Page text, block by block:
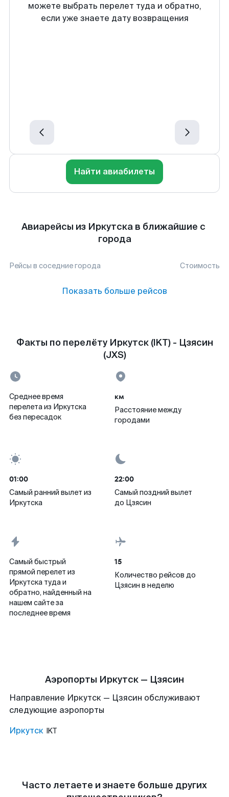
можете выбрать перелет туда и обратно,
если уже знаете дату возвращения
Найти авиабилеты
Авиарейсы из Иркутска в ближайшие с
города
Рейсы в соседние города Стоимость
Показать больше рейсов
Факты по перелёту Иркутск (IKT) - Цзясин
(JXS)
Среднее время
перелета из Иркутска
без пересадок
км
Расстояние между
городами
01:00
Самый ранний вылет из
Иркутска
22:00
Самый поздний вылет
до Цзясин
Самый быстрый
прямой перелет из
Иркутска туда и
обратно, найденный на
нашем сайте за
последнее время
15
Количество рейсов до
Цзясин в неделю
Аэропорты Иркутск — Цзясин
Направление Иркутск — Цзясин обслуживают
следующие аэропорты
Иркутск IKT
Часто летаете и знаете больше других